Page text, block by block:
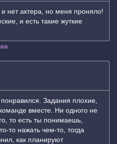
нет актера, но меня проняло!
и есть такие жуткие
Задания плохие,
вместе. Ни одного не
то есть ты понимаешь,
то нажать чем-то, тогда
как планируют